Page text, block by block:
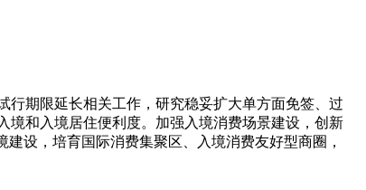
行期限延长相关工作，研究稳妥扩大单方面免签、过
境和入境居住便利度。加强入境消费场景建设，创新
设，培育国际消费集聚区、入境消费友好型商圈，